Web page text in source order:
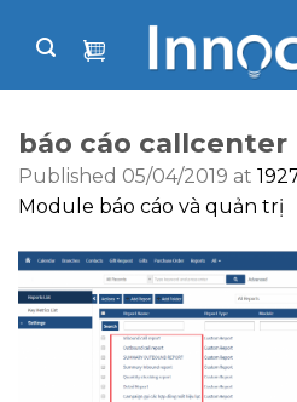
báo cáo callcenter
Published 05/04/2019 at
Module báo cáo và quản trị